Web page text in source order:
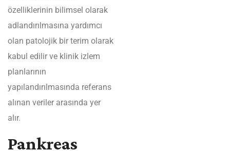
özelliklerinin bilimsel olarak
adlandırılmasına yardımcı
olan patolojik bir terim olarak
kabul edilir ve klinik izlem
planlarının
yapılandırılmasında referans
alınan veriler arasında yer
alır.
Pankreas